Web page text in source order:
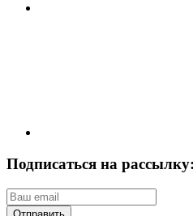
Подписаться на рассылку: